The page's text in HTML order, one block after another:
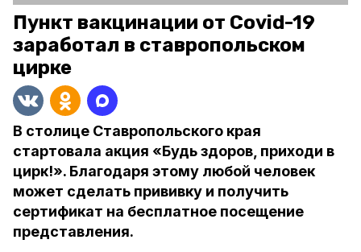
Пункт вакцинации от Covid-19
заработал в ставропольском
цирке
В столице Ставропольского края
стартовала акция «Будь здоров, приходи в
цирк!». Благодаря этому любой человек
может сделать прививку и получить
сертификат на бесплатное посещение
представления.